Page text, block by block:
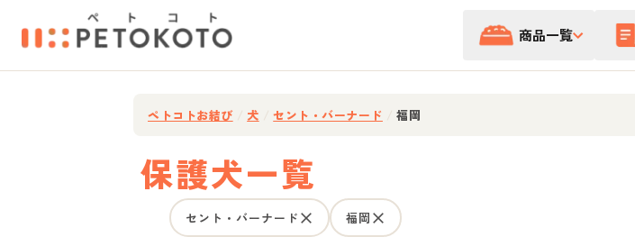
商品一覧
ペトコトお結び 犬 セント・バーナード 福岡
保護犬一覧
セント・バーナード 福岡